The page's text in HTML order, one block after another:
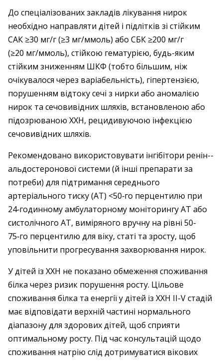
До спеціалізованих закладів лікування нирок
необхідно направляти дітей і підлітків зі стійким
САК ≥30 мг/г (≥3 мг/ммоль) або СБК ≥200 мг/г
(≥20 мг/ммоль), стійкою гематурією, будь-яким
стійким зниженням ШКФ (тобто більшим, ніж
очікувалося через варіабельність), гіпертензією,
порушенням відтоку сечі з нирки або аномалією
нирок та сечовивідних шляхів, встановленою або
підозрюваною ХХН, рецидивуючою інфекцією
сечовивідних шляхів.
Рекомендовано використовувати інгібітори ренін-­
альдостеронової системи (й інші препарати за
потреби) для підтримання середнього
артеріального тиску (АТ) <50‑го перцентилю при
24‑годинному амбулаторному моніторингу АТ або
систолічного АТ, виміряного вручну на рівні 50-
75‑го перцентилю для віку, статі та зросту, щоб
уповільнити прогресування захворювання нирок.
У дітей із ХХН не показано обмеження споживання
білка через ризик порушення росту. Цільове
споживання білка та енергії у дітей із ХХН ІІ-V стадій
має відповідати верхній частині нормального
діапазону для здорових дітей, щоб сприяти
оптимальному росту. Під час консультацій щодо
споживання натрію слід дотримуватися вікових